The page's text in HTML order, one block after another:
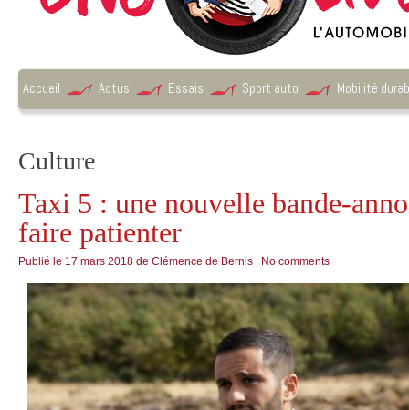
Accueil Actus Essais Sport auto Mobilité
Culture
Taxi 5 : une nouvelle bande-
faire patienter
Publié le 17 mars 2018 de Clémence de Bernis No comments